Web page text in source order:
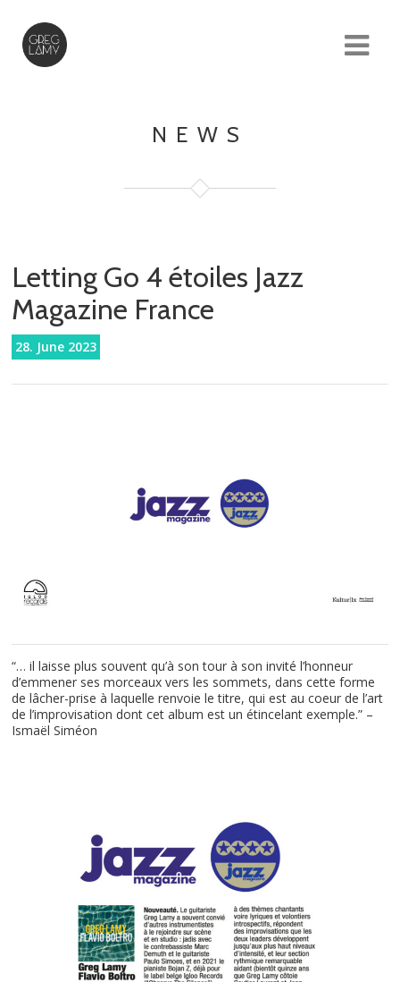
NEWS
Letting Go 4 étoiles Jazz
Magazine France
28. June 2023
“… il laisse plus souvent qu’à son tour à son invité l’honneur
d’emmener ses morceaux vers les sommets, dans cette forme
de lâcher-prise à laquelle renvoie le titre, qui est au coeur de l’art
de l’improvisation dont cet album est un étincelant exemple.” –
Ismaël Siméon